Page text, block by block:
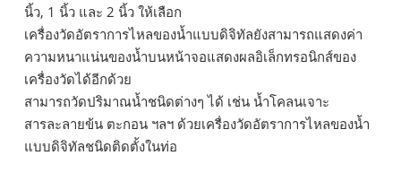
นิ้ว, 1 นิ้ว และ 2 นิ้ว ให้เลือก
เครื่องวัดอัตราการไหลของน้ำแบบดิจิทัลยังสามารถแสดงค่า
ความหนาแน่นของน้ำบนหน้าจอแสดงผลอิเล็กทรอนิกส์ของ
เครื่องวัดได้อีกด้วย
สามารถวัดปริมาณน้ำชนิดต่างๆ ได้ เช่น น้ำโคลนเจาะ
สารละลายข้น ตะกอน ฯลฯ ด้วยเครื่องวัดอัตราการไหลของน้ำ
แบบดิจิทัลชนิดติดตั้งในท่อ